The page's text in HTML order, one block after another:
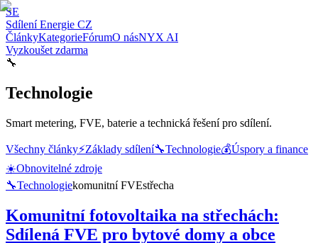
SE
Sdílení Energie CZ
ČlánkyKategorieFórumO násNYX AI
Vyzkoušet zdarma
🔧
Technologie
Smart metering, FVE, baterie a technická řešení pro sdílení.
Všechny články⚡Základy sdílení🔧Technologie💰Úspory a finance
☀️Obnovitelné zdroje
🔧Technologiekomunitní FVEstřecha
Komunitní fotovoltaika na střechách:
Sdílená FVE pro bytové domy a obce